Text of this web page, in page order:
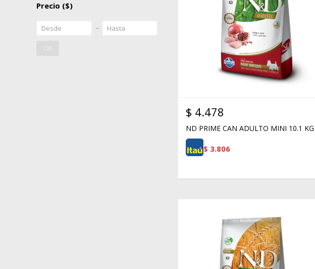
$ 4.478
ND PRIME CAN ADULTO MINI 10.1 KG
$ 3.806
Precio ($)
OK